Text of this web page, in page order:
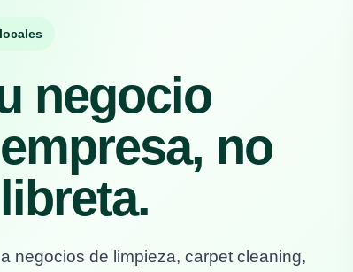
negocio
no
negocios de limpieza, carpet cleaning,